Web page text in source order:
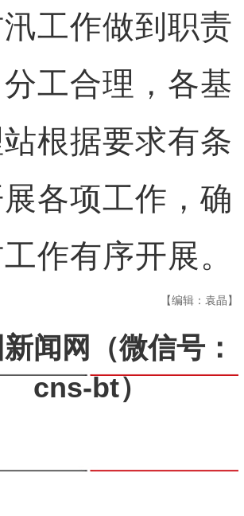
工作做到职责
工合理，各基
根据要求有条
各项工作，确
作有序开展。
【编辑：袁晶】
闻网
（微信号：
cns-bt）